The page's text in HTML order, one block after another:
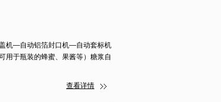
机—自动铝箔封口机—自动套标机
于瓶装的蜂蜜、果酱等）糖浆自
查看详情